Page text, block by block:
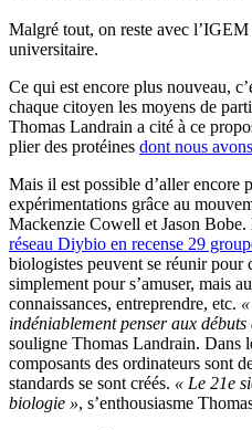
Malgré tout, on reste avec
universitaire.
Ce qui est encore plus nouveau,
chaque citoyen les moyens de
Thomas Landrain a cité à ce
plier des protéines dont nous
Mais il est possible d’aller encore
expérimentations grâce au
Mackenzie Cowell et Jason
réseau Diybio en recense 29
biologistes peuvent se réunir pour
simplement pour s’amuser, mais
connaissances, entreprendre, etc.
indéniablement penser aux
souligne Thomas Landrain. Dans
composants des ordinateurs sont
standards se sont créés. « Le 21e
biologie », s’enthousiasme